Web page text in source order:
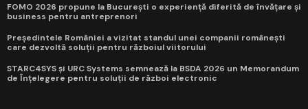
FOMO 2026 propune la București o experiență diferită de învățare și
business pentru antreprenori
Președintele României a vizitat standul unei companii românești
care dezvoltă soluții pentru războiul viitorului
STARC4SYS și URC Systems semnează la BSDA 2026 un Memorandum
de Înțelegere pentru soluții de război electronic